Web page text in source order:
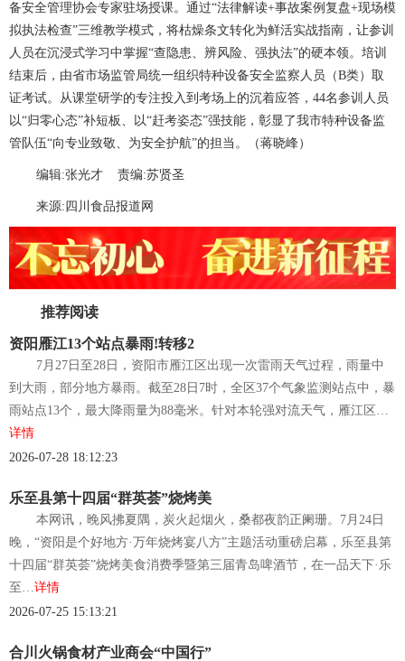
备安全管理协会专家驻场授课。通过“法律解读+事故案例复盘+现场模
拟执法检查”三维教学模式，将枯燥条文转化为鲜活实战指南，让参训
人员在沉浸式学习中掌握“查隐患、辨风险、强执法”的硬本领。培训
结束后，由省市场监管局统一组织特种设备安全监察人员（B类）取
证考试。从课堂研学的专注投入到考场上的沉着应答，44名参训人员
以“归零心态”补短板、以“赶考姿态”强技能，彰显了我市特种设备监
管队伍“向专业致敬、为安全护航”的担当。（蒋晓峰）
编辑:张光才 责编:苏贤圣
来源:四川食品报道网
推荐阅读
资阳雁江13个站点暴雨!转移2
7月27日至28日，资阳市雁江区出现一次雷雨天气过程，雨量中
到大雨，部分地方暴雨。截至28日7时，全区37个气象监测站点中，暴
雨站点13个，最大降雨量为88毫米。针对本轮强对流天气，雁江区…
详情
2026-07-28 18:12:23
乐至县第十四届“群英荟”烧烤美
本网讯，晚风拂夏隅，炭火起烟火，桑都夜韵正阑珊。7月24日
晚，“资阳是个好地方·万年烧烤宴八方”主题活动重磅启幕，乐至县第
十四届“群英荟”烧烤美食消费季暨第三届青岛啤酒节，在一品天下·乐
至… 详情
2026-07-25 15:13:21
合川火锅食材产业商会“中国行”